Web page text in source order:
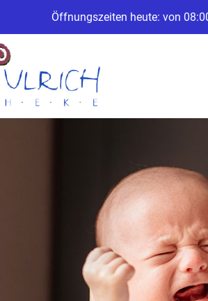
Öffnungszeiten heute: von